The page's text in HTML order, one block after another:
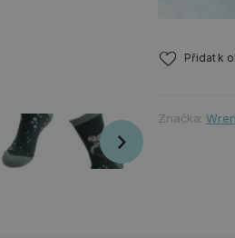
Přidat k
Značka: